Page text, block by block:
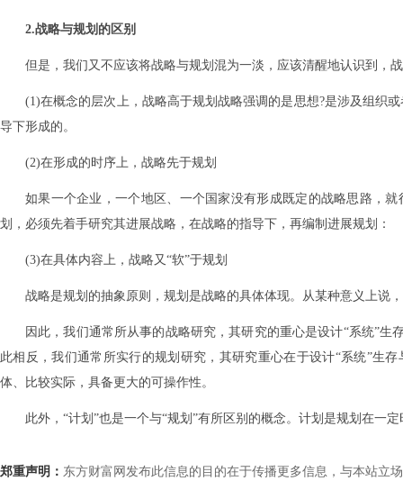
2.战略与规划的区别
但是，我们又不应该将战略与规划混为一淡，应该清醒地认识到，
(1)在概念的层次上，战略高于规划战略强调的是思想?是涉及组织
导下形成的。
(2)在形成的时序上，战略先于规划
如果一个企业，一个地区、一个国家没有形成既定的战略思路，
划，必须先着手研究其进展战略，在战略的指导下，再编制进展规划：
(3)在具体内容上，战略又“软”于规划
战略是规划的抽象原则，规划是战略的具体体现。从某种意义上说
因此，我们通常所从事的战略研究，其研究的重心是设计“系统”
此相反，我们通常所实行的规划研究，其研究重心在于设计“系统”生
体、比较实际，具备更大的可操作性。
此外，“计划”也是一个与“规划”有所区别的概念。计划是规划在一
郑重声明： 东方财富网发布此信息的目的在于传播更多信息，与本站立